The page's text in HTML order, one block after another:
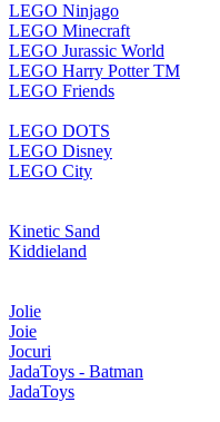
LEGO Ninjago
LEGO Minecraft
LEGO Jurassic World
LEGO Harry Potter TM
LEGO Friends
LEGO DOTS
LEGO Disney
LEGO City
Kinetic Sand
Kiddieland
Jolie
Joie
Jocuri
JadaToys - Batman
JadaToys